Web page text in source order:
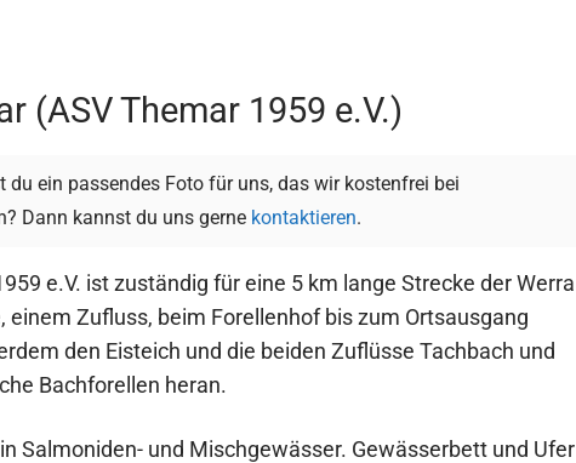
(ASV Themar 1959 e.V.)
du ein passendes Foto für uns, das wir kostenfrei bei
Dann kannst du uns gerne kontaktieren.
e.V. ist zuständig für eine 5 km lange Strecke der Werra
einem Zufluss, beim Forellenhof bis zum Ortsausgang
den Eisteich und die beiden Zuflüsse Tachbach und
Bachforellen heran.
Salmoniden- und Mischgewässer. Gewässerbett und Ufer